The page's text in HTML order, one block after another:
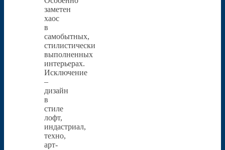
заметен
хаос
в
самобытных,
стилистически
выполненных
интерьерах.
Исключение
–
дизайн
в
стиле
лофт,
индастриал,
техно,
арт-